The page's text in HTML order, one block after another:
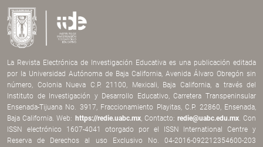
La Revista Electrónica de Investigación Educativa es una publicación editada
por la Universidad Autónoma de Baja California, Avenida Álvaro Obregón sin
número, Colonia Nueva C.P. 21100, Mexicali, Baja California, a través del
Instituto de Investigación y Desarrollo Educativo, Carretera Transpeninsular
Ensenada-Tijuana No. 3917, Fraccionamiento Playitas, C.P. 22860, Ensenada,
Baja California. Web: https://redie.uabc.mx, Contacto: redie@uabc.edu.mx. Con
ISSN electrónico 1607-4041 otorgado por el ISSN International Centre y
Reserva de Derechos al uso Exclusivo No. 04-2016-092212354600-203